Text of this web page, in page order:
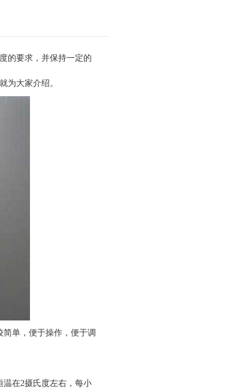
的要求，并保持一定的
为大家介绍。
单，便于操作，便于调
在2摄氏度左右，每小